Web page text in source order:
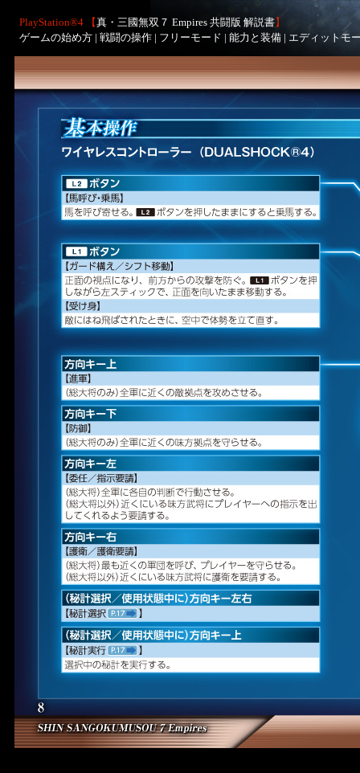
PlayStation®4 【真・三國無双７ Empires 共闘版 解説書】
ゲームの始め方 | 戦闘の操作 | フリーモード | 能力と装備 | エディットモ